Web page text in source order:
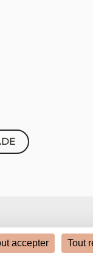
accepter Tout